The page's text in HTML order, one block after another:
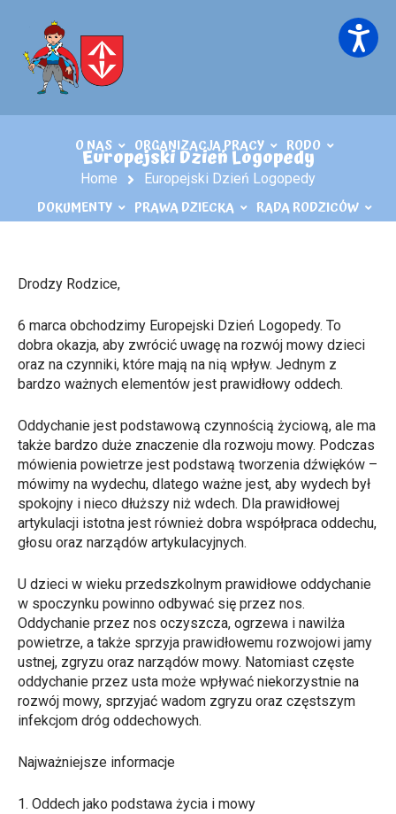
O NAS ORGANIZACJA PRACY RODO
DOKUMENTY PRAWA DZIECKA RADA RODZICÓW
Europejski Dzień Logopedy
Home Europejski Dzień Logopedy
Drodzy Rodzice,
6 marca obchodzimy Europejski Dzień Logopedy. To
dobra okazja, aby zwrócić uwagę na rozwój mowy dzieci
oraz na czynniki, które mają na nią wpływ. Jednym z
bardzo ważnych elementów jest prawidłowy oddech.
Oddychanie jest podstawową czynnością życiową, ale ma
także bardzo duże znaczenie dla rozwoju mowy. Podczas
mówienia powietrze jest podstawą tworzenia dźwięków –
mówimy na wydechu, dlatego ważne jest, aby wydech był
spokojny i nieco dłuższy niż wdech. Dla prawidłowej
artykulacji istotna jest również dobra współpraca oddechu,
głosu oraz narządów artykulacyjnych.
U dzieci w wieku przedszkolnym prawidłowe oddychanie
w spoczynku powinno odbywać się przez nos.
Oddychanie przez nos oczyszcza, ogrzewa i nawilża
powietrze, a także sprzyja prawidłowemu rozwojowi jamy
ustnej, zgryzu oraz narządów mowy. Natomiast częste
oddychanie przez usta może wpływać niekorzystnie na
rozwój mowy, sprzyjać wadom zgryzu oraz częstszym
infekcjom dróg oddechowych.
Najważniejsze informacje
1. Oddech jako podstawa życia i mowy